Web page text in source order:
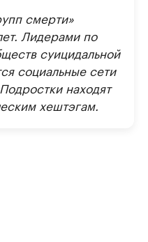
смерти»
Лидерами по
суицидальной
социальные сети
находят
хештэгам.